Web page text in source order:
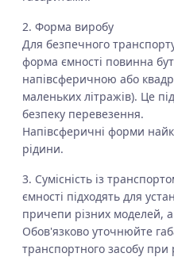
2. Форма виробу
Для безпечного
форма ємності повинна
напівсферичною або
маленьких літражів). Це
безпеку перевезення.
Напівсферичні форми
рідини.
3. Сумісність із
ємності підходять для
причепи різних моделей, а
Обов'язково уточнюйте
транспортного засобу